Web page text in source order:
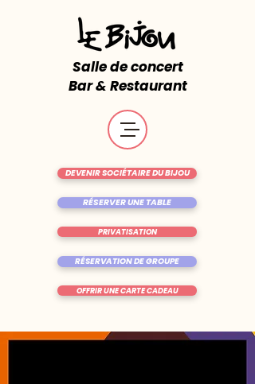
Salle de concert
Bar & Restaurant
RÉSERVER UNE TABLE
OFFRIR UNE CARTE CADEAU
DEVENIR SOCIÉTAIRE DU BIJOU
RÉSERVATION DE GROUPE
PRIVATISATION